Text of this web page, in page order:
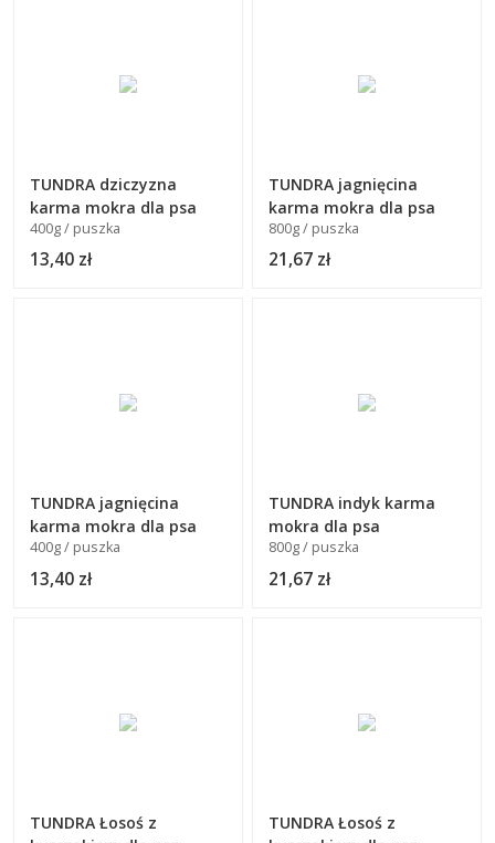
TUNDRA dziczyzna
karma mokra dla psa
400g / puszka
13,40 zł
TUNDRA jagnięcina
karma mokra dla psa
800g / puszka
21,67 zł
TUNDRA jagnięcina
karma mokra dla psa
400g / puszka
13,40 zł
TUNDRA indyk karma
mokra dla psa
800g / puszka
21,67 zł
TUNDRA Łosoś z
TUNDRA Łosoś z